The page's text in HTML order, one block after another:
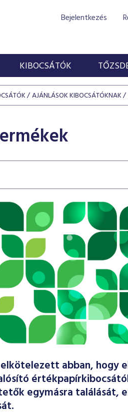
Bejelentkezés
KIBOCSÁTÓK
AJÁNLÁSOK KIBOCSÁTÓKNAK
elkötelezett abban, hogy
egymásra találását,